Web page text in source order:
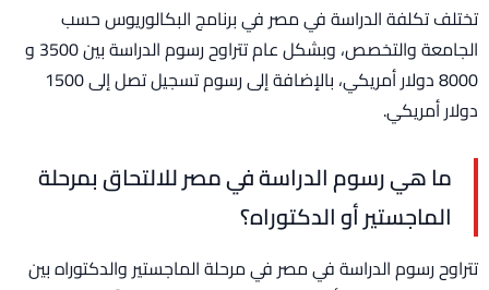
تختلف تكلفة الدراسة في مصر في برنامج البكالوريوس حسب
الجامعة والتخصص، وبشكل عام تتراوح رسوم الدراسة بين 3500 و
8000 دولار أمريكي، بالإضافة إلى رسوم تسجيل تصل إلى 1500
دولار أمريكي.
ما هي رسوم الدراسة في مصر للالتحاق بمرحلة
الماجستير أو الدكتوراه؟
تتراوح رسوم الدراسة في مصر في مرحلة الماجستير والدكتوراه بين